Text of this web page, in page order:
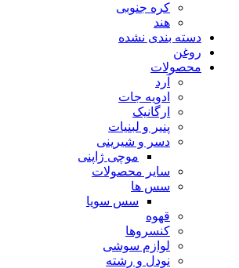
کره جنوبی
هند
دسته بندی نشده
روغن
محصولات
آرد
ادویه جات
ارگانیک
پنیر و لبنیات
دسر و شیرینی
موچی ژاپنی
سایر محصولات
سس ها
سس سویا
قهوه
کنسروها
لوازم سوشی
نودل و رشته